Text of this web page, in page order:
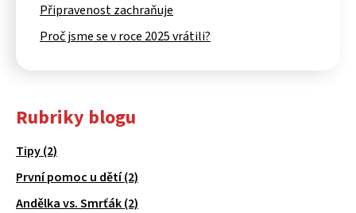
Připravenost zachraňuje
Proč jsme se v roce 2025 vrátili?
Rubriky blogu
Tipy (2)
První pomoc u dětí (2)
Andělka vs. Smrťák (2)